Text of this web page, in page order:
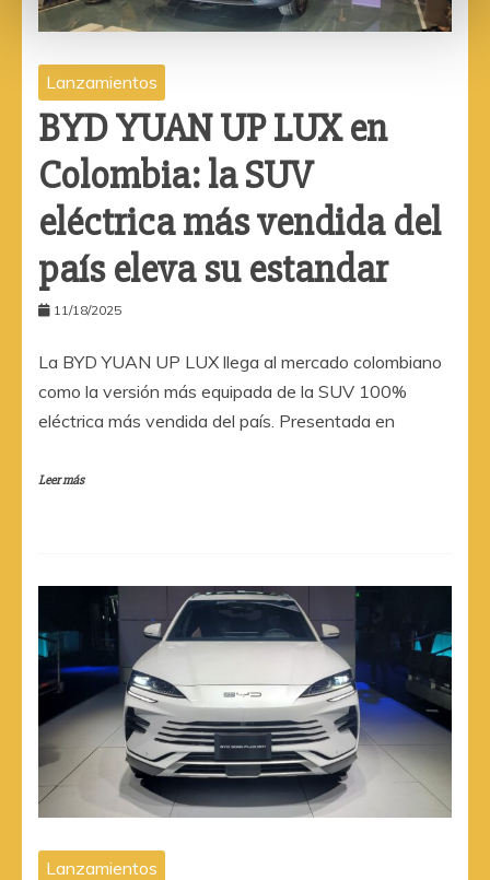
Lanzamientos
BYD YUAN UP LUX en
Colombia: la SUV
eléctrica más vendida del
país eleva su estandar
11/18/2025
La BYD YUAN UP LUX llega al mercado colombiano
como la versión más equipada de la SUV 100%
eléctrica más vendida del país. Presentada en
Leer más
Lanzamientos